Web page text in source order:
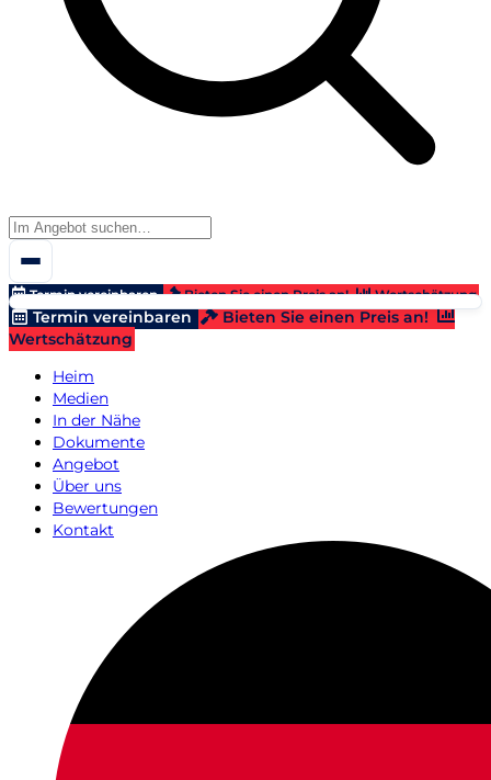
Termin vereinbaren Bieten Sie einen Preis an! Wertschätzung
Termin vereinbaren
Bieten Sie einen Preis an!
Wertschätzung
Heim
Medien
In der Nähe
Dokumente
Angebot
Über uns
Bewertungen
Kontakt